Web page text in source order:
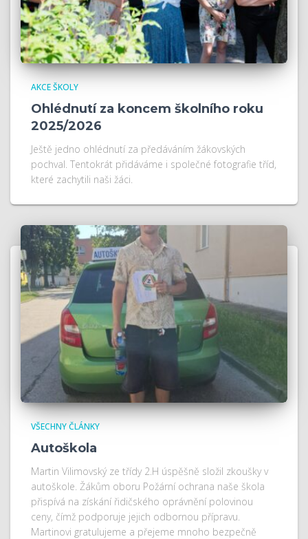
AKCE ŠKOLY
Ohlédnutí za koncem školního roku
2025/2026
Ještě jedno ohlédnutí za předáváním žákovských
pochval. Tentokrát přidáváme i společné fotografie tříd,
které zachytili naši žáci.
VŠECHNY ČLÁNKY
Autoškola
Martin Vilimovský ze třídy 2.H úspěšně složil zkoušky v
autoškole. Žákům oboru Požární ochrana naše škola
přispívá na získání řidičského oprávnění polovinou
ceny, čímž podporuje jejich odbornou přípravu.
Martinovi gratulujeme a přejeme mnoho bezpečně